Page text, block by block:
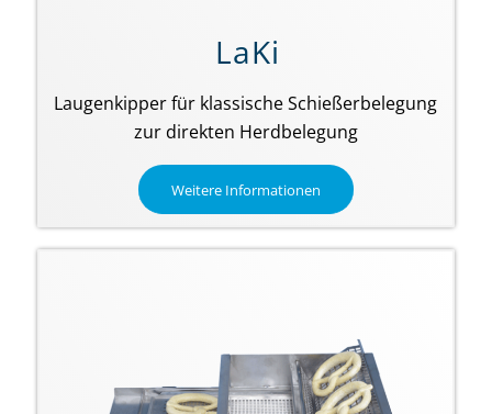
LaKi
Laugenkipper für klassische Schießerbelegung
zur direkten Herdbelegung
Weitere Informationen